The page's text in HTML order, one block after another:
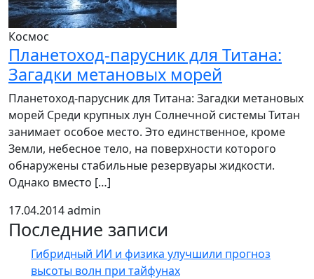
Космос
Планетоход-парусник для Титана:
Загадки метановых морей
Планетоход-парусник для Титана: Загадки метановых
морей Среди крупных лун Солнечной системы Титан
занимает особое место. Это единственное, кроме
Земли, небесное тело, на поверхности которого
обнаружены стабильные резервуары жидкости.
Однако вместо […]
17.04.2014admin
Последние записи
Гибридный ИИ и физика улучшили прогноз
высоты волн при тайфунах